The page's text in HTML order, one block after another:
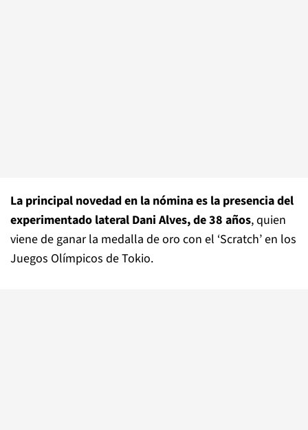
La principal novedad en la nómina es la presencia del
experimentado lateral Dani Alves, de 38 años, quien
viene de ganar la medalla de oro con el ‘Scratch’ en los
Juegos Olímpicos de Tokio.